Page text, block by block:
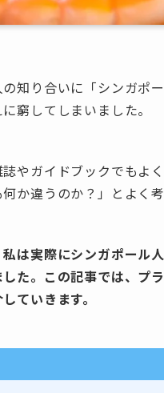
の知り合いに「シンガポ
窮してしまいました。
やガイドブックでもよ
か違うのか？」とよく
は実際にシンガポール
した。この記事では、プ
ていきます。